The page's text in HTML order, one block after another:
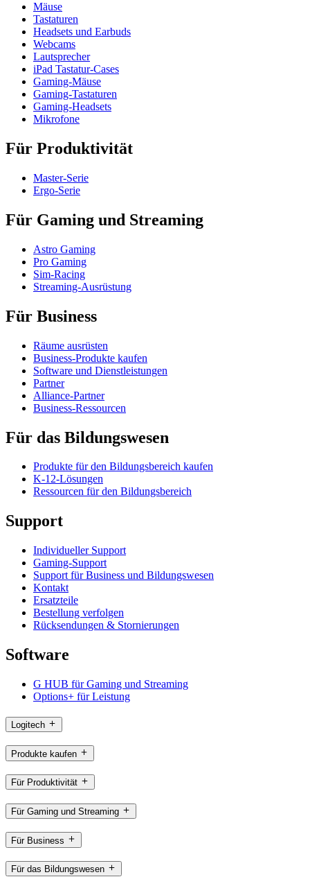
Mäuse
Tastaturen
Headsets und Earbuds
Webcams
Lautsprecher
iPad Tastatur-Cases
Gaming-Mäuse
Gaming-Tastaturen
Gaming-Headsets
Mikrofone
Für Produktivität
Master-Serie
Ergo-Serie
Für Gaming und Streaming
Astro Gaming
Pro Gaming
Sim-Racing
Streaming-Ausrüstung
Für Business
Räume ausrüsten
Business-Produkte kaufen
Software und Dienstleistungen
Partner
Alliance-Partner
Business-Ressourcen
Für das Bildungswesen
Produkte für den Bildungsbereich kaufen
K-12-Lösungen
Ressourcen für den Bildungsbereich
Support
Individueller Support
Gaming-Support
Support für Business und Bildungswesen
Kontakt
Ersatzteile
Bestellung verfolgen
Rücksendungen & Stornierungen
Software
G HUB für Gaming und Streaming
Options+ für Leistung
Logitech
Produkte kaufen
Für Produktivität
Für Gaming und Streaming
Für Business
Für das Bildungswesen